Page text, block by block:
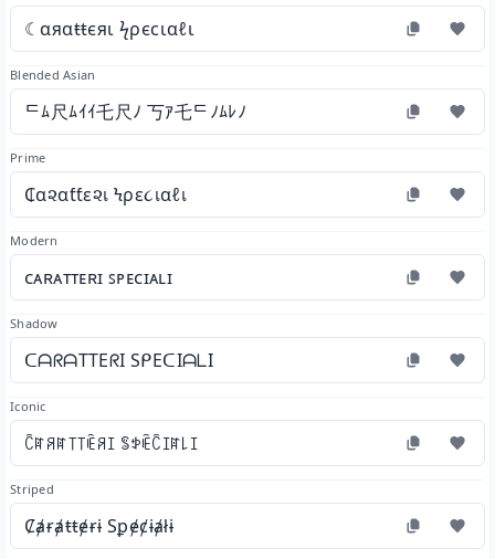
☾αяαŧŧєяι ϟρєϲιαℓι
Blended Asian
ᄃﾑ尺ﾑｲｲ乇尺ﾉ 丂ｱ乇ᄃﾉﾑﾚﾉ
Prime
₵α૨αƭƭε૨เ Ϟρε૮เαℓเ
Modern
ᴄᴀʀᴀᴛᴛᴇʀɪ ꜱᴘᴇᴄɪᴀʟɪ
Shadow
ᑕᗩᖇᗩTTEᖇI SᑭEᑕIᗩᒪI
Iconic
ꉓꍏꋪꍏ꓄꓄ꍟꋪꀤ ꌚꉣꍟꉓꀤꍏ꒒ꀤ
Striped
Ȼⱥɍⱥŧŧɇɍɨ Sꝑɇȼɨⱥłɨ